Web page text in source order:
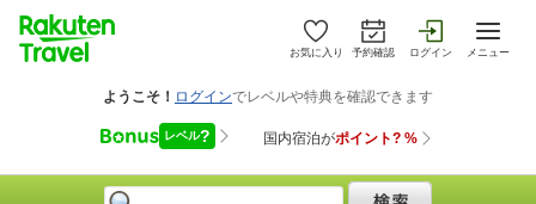
お気に入り 予約確認 ログイン メニュー